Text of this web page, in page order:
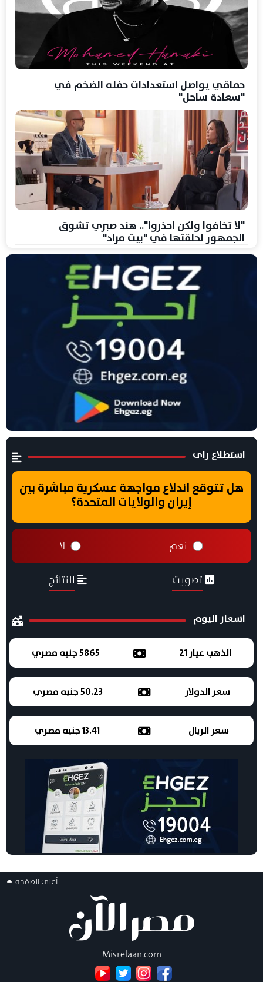
حماقي يواصل استعدادات حفله الضخم في
"سعادة ساحل"
"لا تخافوا ولكن احذروا".. هند صبري تشوق
الجمهور لحلقتها في "بيت مراد"
استطلاع راى
هل تتوقع اندلاع مواجهة عسكرية مباشرة بين
إيران والولايات المتحدة؟
نعم لا
تصويت النتائج
اسعار اليوم
الذهب عيار 21 5865 جنيه مصري
سعر الدولار 50.23 جنيه مصري
سعر الريال 13.41 جنيه مصري
أعلى الصفحه
Misrelaan.com